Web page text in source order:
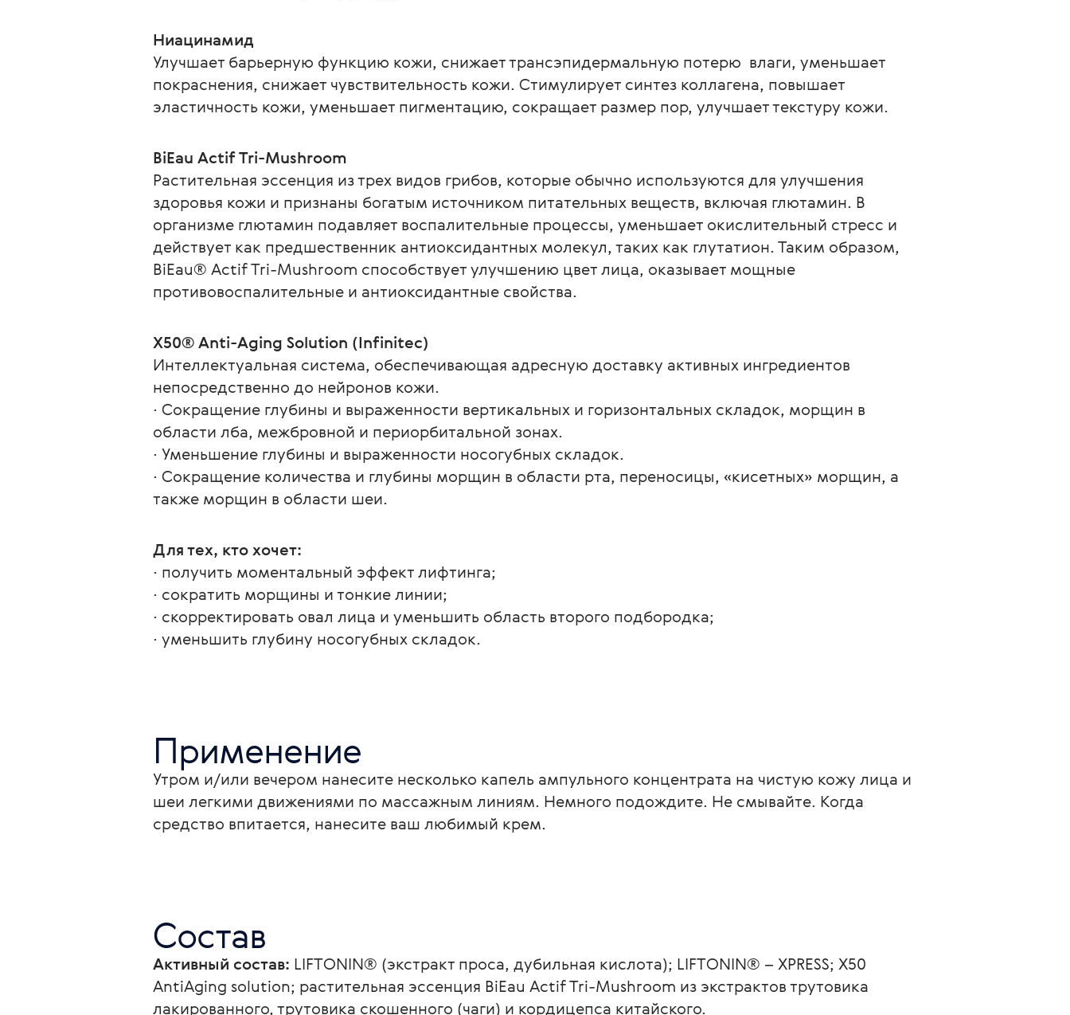
Ниацинамид
Улучшает барьерную функцию кожи, снижает трансэпидермальную потерю  влаги, уменьшает
покраснения, снижает чувствительность кожи. Стимулирует синтез коллагена, повышает
эластичность кожи, уменьшает пигментацию, сокращает размер пор, улучшает текстуру кожи.
BiEau Actif Tri-Mushroom
Растительная эссенция из трех видов грибов, которые обычно используются для улучшения
здоровья кожи и признаны богатым источником питательных веществ, включая глютамин. В
организме глютамин подавляет воспалительные процессы, уменьшает окислительный стресс и
действует как предшественник антиоксидантных молекул, таких как глутатион. Таким образом,
BiEau® Actif Tri-Mushroom способствует улучшению цвет лица, оказывает мощные
противовоспалительные и антиоксидантные свойства.
X50® Anti-Aging Solution (Infiniteс)
Интеллектуальная система, обеспечивающая адресную доставку активных ингредиентов
непосредственно до нейронов кожи.
∙ Сокращение глубины и выраженности вертикальных и горизонтальных складок, морщин в
области лба, межбровной и периорбитальной зонах.
∙ Уменьшение глубины и выраженности носогубных складок.
∙ Сокращение количества и глубины морщин в области рта, переносицы, «кисетных» морщин, а
также морщин в области шеи.
Для тех, кто хочет:
∙ получить моментальный эффект лифтинга;
∙ сократить морщины и тонкие линии;
∙ скорректировать овал лица и уменьшить область второго подбородка;
∙ уменьшить глубину носогубных складок.
Применение
Утром и/или вечером нанесите несколько капель ампульного концентрата на чистую кожу лица и
шеи легкими движениями по массажным линиям. Немного подождите. Не смывайте. Когда
средство впитается, нанесите ваш любимый крем.
Состав
Активный состав: LIFTONIN® (экстракт проса, дубильная кислота); LIFTONIN® – XPRESS; X50
AntiAging solution; растительная эссенция BiEau Actif Tri-Mushroom из экстрактов трутовика
лакированного, трутовика скошенного (чаги) и кордицепса китайского.